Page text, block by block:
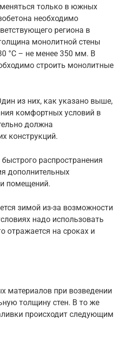
только в южных
необходимо
региона в
монолитной стены
°C – не менее 350 мм. В
строить монолитные
из них, как указано выше,
комфортных условий в
должна
конструкций.
распространения
дополнительных
помещений.
зимой из-за возможности
надо использовать
отражается на сроках и
материалов при возведении
толщину стен. В то же
происходит следующим